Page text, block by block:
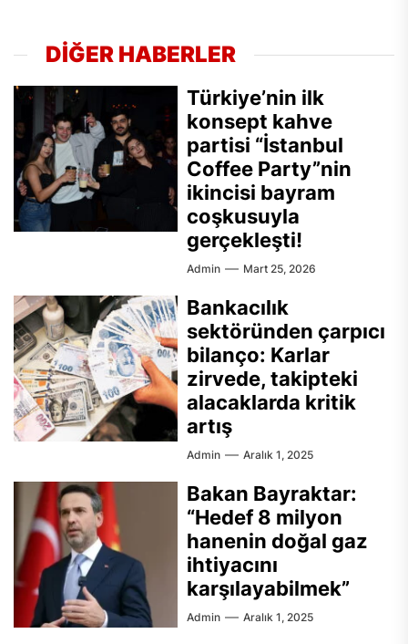
DİĞER HABERLER
Türkiye’nin ilk
konsept kahve
partisi “İstanbul
Coffee Party”nin
ikincisi bayram
coşkusuyla
gerçekleşti!
Admin Mart 25, 2026
Bankacılık
sektöründen çarpıcı
bilanço: Karlar
zirvede, takipteki
alacaklarda kritik
artış
Admin Aralık 1, 2025
Bakan Bayraktar:
“Hedef 8 milyon
hanenin doğal gaz
ihtiyacını
karşılayabilmek”
Admin Aralık 1, 2025